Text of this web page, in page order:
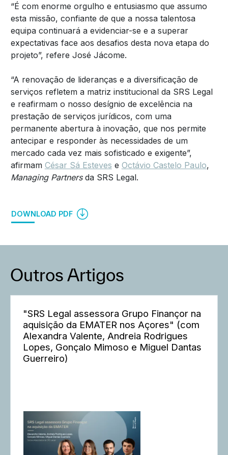
“É com enorme orgulho e entusiasmo que assumo
esta missão, confiante de que a nossa talentosa
equipa continuará a evidenciar-se e a superar
expectativas face aos desafios desta nova etapa do
projeto”, refere José Jácome.
“A renovação de lideranças e a diversificação de
serviços refletem a matriz institucional da SRS Legal
e reafirmam o nosso desígnio de excelência na
prestação de serviços jurídicos, com uma
permanente abertura à inovação, que nos permite
antecipar e responder às necessidades de um
mercado cada vez mais sofisticado e exigente”,
afirmam César Sá Esteves e Octávio Castelo Paulo,
Managing Partnersda SRS Legal.
DOWNLOAD PDF
Outros Artigos
"SRS Legal assessora Grupo Finançor na
aquisição da EMATER nos Açores" (com
Alexandra Valente, Andreia Rodrigues
Lopes, Gonçalo Mimoso e Miguel Dantas
Guerreiro)